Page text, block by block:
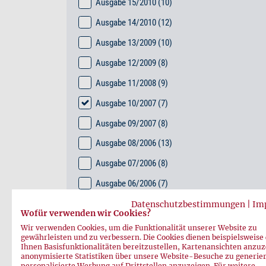
Ausgabe 15/2010 (10)
Ausgabe 14/2010 (12)
Ausgabe 13/2009 (10)
Ausgabe 12/2009 (8)
Ausgabe 11/2008 (9)
Ausgabe 10/2007 (7)
Ausgabe 09/2007 (8)
Ausgabe 08/2006 (13)
Ausgabe 07/2006 (8)
Ausgabe 06/2006 (7)
Ausgabe 05/2005(15)
Ausgabe 04/2005 (14)
Ausgabe 03/2004(16)
Datenschutzbestimmungen
Wofür verwenden wir Cookies?
Wir verwenden Cookies, um die Funktionalität unserer Website zu
gewährleisten und zu verbessern. Die Cookies dienen beispielsweise
Ihnen Basisfunktionalitäten bereitzustellen, Kartenansichten
anonymisierte Statistiken über unsere Website-Besuche zu